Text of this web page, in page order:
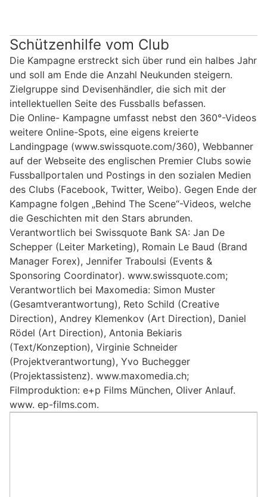
Schützenhilfe vom Club
Die Kampagne erstreckt sich über rund ein halbes Jahr
und soll am Ende die Anzahl Neukunden steigern.
Zielgruppe sind Devisenhändler, die sich mit der
intellektuellen Seite des Fussballs befassen.
Die Online- Kampagne umfasst nebst den 360°-Videos
weitere Online-Spots, eine eigens kreierte
Landingpage (www.swissquote.com/360), Webbanner
auf der Webseite des englischen Premier Clubs sowie
Fussballportalen und Postings in den sozialen Medien
des Clubs (Facebook, Twitter, Weibo). Gegen Ende der
Kampagne folgen „Behind The Scene“-Videos, welche
die Geschichten mit den Stars abrunden.
Verantwortlich bei Swissquote Bank SA: Jan De
Schepper (Leiter Marketing), Romain Le Baud (Brand
Manager Forex), Jennifer Traboulsi (Events &
Sponsoring Coordinator). www.swissquote.com;
Verantwortlich bei Maxomedia: Simon Muster
(Gesamtverantwortung), Reto Schild (Creative
Direction), Andrey Klemenkov (Art Direction), Daniel
Rödel (Art Direction), Antonia Bekiaris
(Text/Konzeption), Virginie Schneider
(Projektverantwortung), Yvo Buchegger
(Projektassistenz). www.maxomedia.ch;
Filmproduktion: e+p Films München, Oliver Anlauf.
www. ep-films.com.